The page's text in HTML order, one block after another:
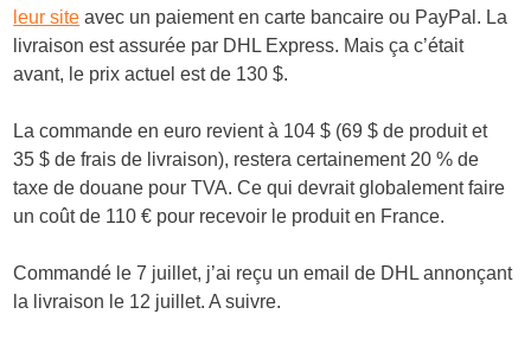
leur site avec un paiement en carte bancaire ou PayPal. La
livraison est assurée par DHL Express. Mais ça c’était
avant, le prix actuel est de 130 $.
La commande en euro revient à 104 $ (69 $ de produit et
35 $ de frais de livraison), restera certainement 20 % de
taxe de douane pour TVA. Ce qui devrait globalement faire
un coût de 110 € pour recevoir le produit en France.
Commandé le 7 juillet, j’ai reçu un email de DHL annonçant
la livraison le 12 juillet. A suivre.